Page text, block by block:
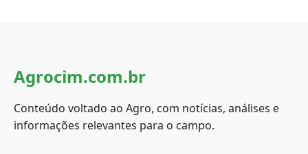
Agrocim.com.br
Conteúdo voltado ao Agro, com notícias, análises e
informações relevantes para o campo.